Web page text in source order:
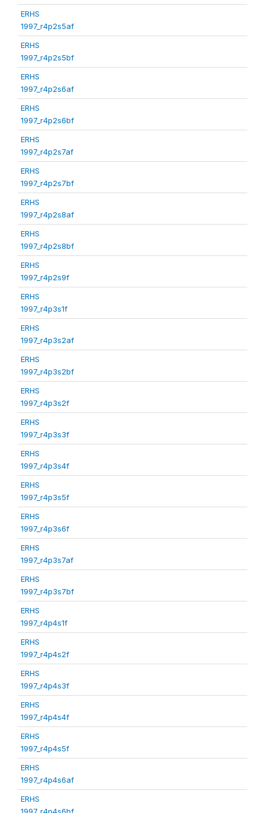
ERHS
1997_r4p2s5af
ERHS
1997_r4p2s5bf
ERHS
1997_r4p2s6af
ERHS
1997_r4p2s6bf
ERHS
1997_r4p2s7af
ERHS
1997_r4p2s7bf
ERHS
1997_r4p2s8af
ERHS
1997_r4p2s8bf
ERHS
1997_r4p2s9f
ERHS
1997_r4p3s1f
ERHS
1997_r4p3s2af
ERHS
1997_r4p3s2bf
ERHS
1997_r4p3s2f
ERHS
1997_r4p3s3f
ERHS
1997_r4p3s4f
ERHS
1997_r4p3s5f
ERHS
1997_r4p3s6f
ERHS
1997_r4p3s7af
ERHS
1997_r4p3s7bf
ERHS
1997_r4p4s1f
ERHS
1997_r4p4s2f
ERHS
1997_r4p4s3f
ERHS
1997_r4p4s4f
ERHS
1997_r4p4s5f
ERHS
1997_r4p4s6af
ERHS
1997_r4p4s6bf